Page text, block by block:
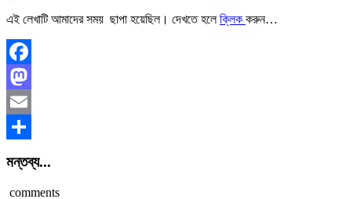
এই লেখাটি আমাদের সময় ছাপা হয়েছিল। দেখতে হলেক্লিক করুন…
Facebook
Mastodon
Email
মন্তব্য...
comments